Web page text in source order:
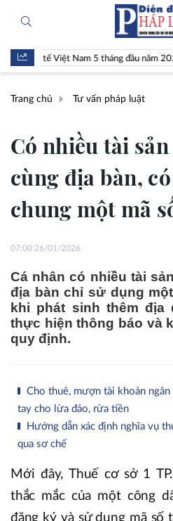
tế Việt Nam 5 tháng đầu năm 2023
Trang chủ Tư vấn pháp luật
Có nhiều tài
cùng địa bàn,
chung một mã
07:00 26/01/2026
Cá nhân có nhiều tài
địa bàn chỉ sử dụng
khi phát sinh thêm địa
thực hiện thông báo và
quy định.
Cho thuê, mượn tài khoản
tay cho lừa đảo, rửa tiền
Hướng dẫn xác định nghĩa vụ
qua sơ chế
Mới đây, Thuế cơ sở 1
thắc mắc của một công
đăng ký và sử dụng mã